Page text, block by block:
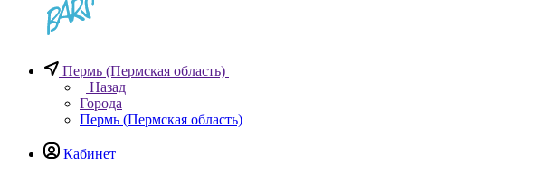
Пермь (Пермская область)
Назад
Города
Пермь (Пермская область)
Кабинет